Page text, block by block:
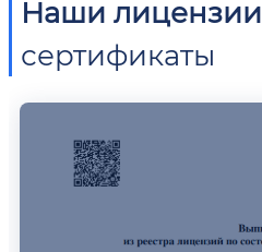
Наши лицензии
сертификаты